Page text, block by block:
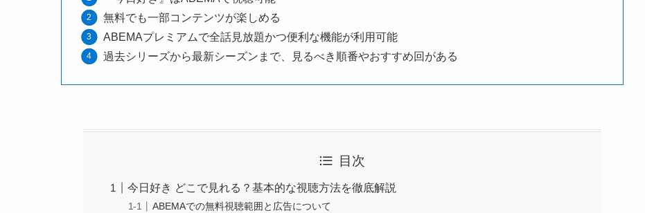
無料でも一部コンテンツが楽しめる
ABEMAプレミアムで全話見放題かつ便利な機能が利用可能
過去シリーズから最新シーズンまで、見るべき順番やおすすめ回がある
目次
今日好き どこで見れる？基本的な視聴方法を徹底解説
ABEMAでの無料視聴範囲と広告について